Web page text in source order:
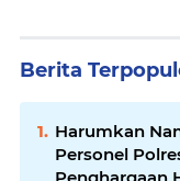
Berita
Harumkan
Personel